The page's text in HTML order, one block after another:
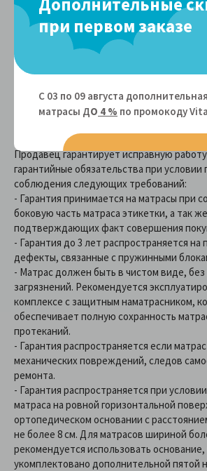
накладной.
Условия гарантии:
Матрасы пружинные и беспружинные -
положении лежа. Фабрика Comfort Line
соответствие изделию требования ГОСТ
Продавец гарантирует исправную
гарантийные обязательства при условии
соблюдения следующих требований:
- Гарантия принимается на матрасы при
боковую часть матраса этикетки, а так
подтверждающих факт совершения
- Гарантия до 3 лет распространяется
дефекты, связанные с пружинными
- Матрас должен быть в чистом виде,
загрязнений. Рекомендуется
комплексе с защитным наматрасником,
обеспечивает полную сохранность
протеканий.
- Гарантия распространяется если
механических повреждений, следов
ремонта.
- Гарантия распространяется при
матраса на ровной горизонтальной
ортопедическом основании с
не более 8 см. Для матрасов шириной
рекомендуется использовать
укомплектовано дополнительной пятой
при первом заказе
С 03 по 09 августа
матрасы ДО 4 % по промокоду